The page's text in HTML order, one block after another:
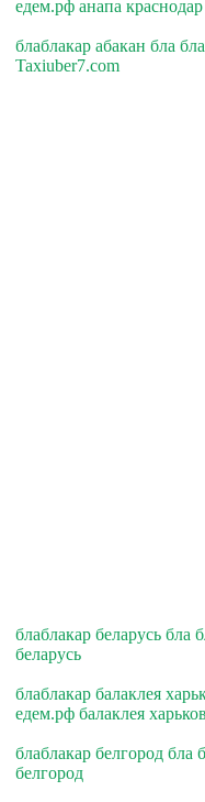
едем.рф анапа
блаблакар абакан бла
Taxiuber7.com
блаблакар беларусь бла
беларусь
блаблакар балаклея
едем.рф балаклея
блаблакар белгород бла
белгород